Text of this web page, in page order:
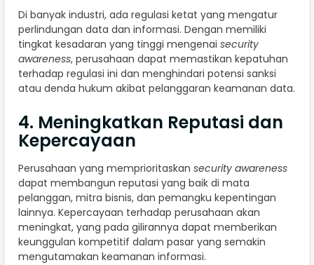
Di banyak industri, ada regulasi ketat yang mengatur
perlindungan data dan informasi. Dengan memiliki
tingkat kesadaran yang tinggi mengenai security
awareness, perusahaan dapat memastikan kepatuhan
terhadap regulasi ini dan menghindari potensi sanksi
atau denda hukum akibat pelanggaran keamanan data.
4. Meningkatkan Reputasi dan
Kepercayaan
Perusahaan yang memprioritaskan security awareness
dapat membangun reputasi yang baik di mata
pelanggan, mitra bisnis, dan pemangku kepentingan
lainnya. Kepercayaan terhadap perusahaan akan
meningkat, yang pada gilirannya dapat memberikan
keunggulan kompetitif dalam pasar yang semakin
mengutamakan keamanan informasi.